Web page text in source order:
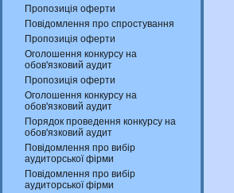
Пропозиція оферти
Повідомлення про спростування
Пропозиція оферти
Оголошення конкурсу на
обов'язковий аудит
Пропозиція оферти
Оголошення конкурсу на
обов'язковий аудит
Порядок проведення конкурсу на
обов'язковий аудит
Повідомлення про вибір
аудиторської фірми
Повідомлення про вибір
аудиторської фірми